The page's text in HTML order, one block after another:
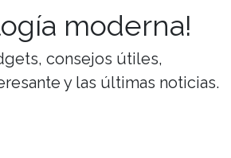
moderna!
consejos útiles,
y las últimas noticias.